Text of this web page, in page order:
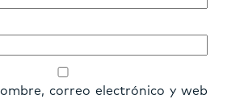
correo electrónico y web